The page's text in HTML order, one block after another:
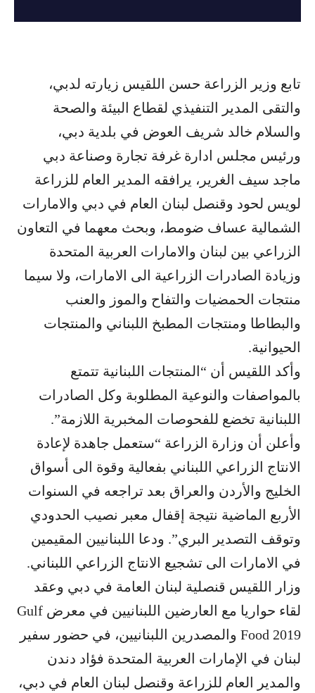
تابع وزير الزراعة حسن اللقيس زيارته لدبي،
والتقى المدير التنفيذي لقطاع البيئة والصحة
والسلام خالد شريف العوض في بلدية دبي،
ورئيس مجلس ادارة غرفة تجارة وصناعة دبي
ماجد سيف الغرير، يرافقه المدير العام للزراعة
لويس لحود وقنصل لبنان العام في دبي والامارات
الشمالية عساف ضومط، وبحث معهما في التعاون
الزراعي بين لبنان والامارات العربية المتحدة
وزيادة الصادرات الزراعية الى الامارات، ولا سيما
منتجات الحمضيات والتفاح والموز والعنب
والبطاطا ومنتجات المطبخ اللبناني والمنتجات
الحيوانية.
وأكد اللقيس أن “المنتجات اللبنانية تتمتع
بالمواصفات والنوعية المطلوبة وكل الصادرات
اللبنانية تخضع للفحوصات المخبرية اللازمة”.
وأعلن أن وزارة الزراعة “ستعمل جاهدة لإعادة
الانتاج الزراعي اللبناني بفعالية وقوة الى أسواق
الخليج والأردن والعراق بعد تراجعه في السنوات
الأربع الماضية نتيجة إقفال معبر نصيب الحدودي
وتوقف التصدير البري”. ودعا اللبنانيين المقيمين
في الامارات الى تشجيع الانتاج الزراعي اللبناني.
وزار اللقيس قنصلية لبنان العامة في دبي وعقد
لقاء حواريا مع العارضين اللبنانيين في معرض Gulf
Food 2019 والمصدرين اللبنانيين، في حضور سفير
لبنان في الإمارات العربية المتحدة فؤاد دندن
والمدير العام للزراعة وقنصل لبنان العام في دبي،